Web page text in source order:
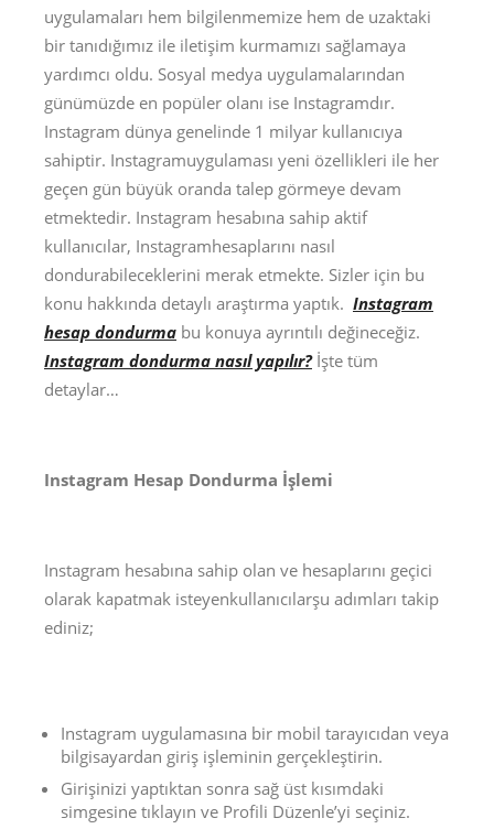
uygulamaları hem bilgilenmemize hem de uzaktaki
bir tanıdığımız ile iletişim kurmamızı sağlamaya
yardımcı oldu. Sosyal medya uygulamalarından
günümüzde en popüler olanı ise Instagramdır.
Instagram dünya genelinde 1 milyar kullanıcıya
sahiptir. Instagramuygulaması yeni özellikleri ile her
geçen gün büyük oranda talep görmeye devam
etmektedir. Instagram hesabına sahip aktif
kullanıcılar, Instagramhesaplarını nasıl
dondurabileceklerini merak etmekte. Sizler için bu
konu hakkında detaylı araştırma yaptık. Instagram
hesap dondurma bu konuya ayrıntılı değineceğiz.
Instagram dondurma nasıl yapılır?İşte tüm
detaylar…
Instagram Hesap Dondurma İşlemi
Instagram hesabına sahip olan ve hesaplarını geçici
olarak kapatmak isteyenkullanıcılarşu adımları takip
ediniz;
Instagram uygulamasına bir mobil tarayıcıdan veya
bilgisayardan giriş işleminin gerçekleştirin.
Girişinizi yaptıktan sonra sağ üst kısımdaki
simgesine tıklayın ve Profili Düzenle’yi seçiniz.